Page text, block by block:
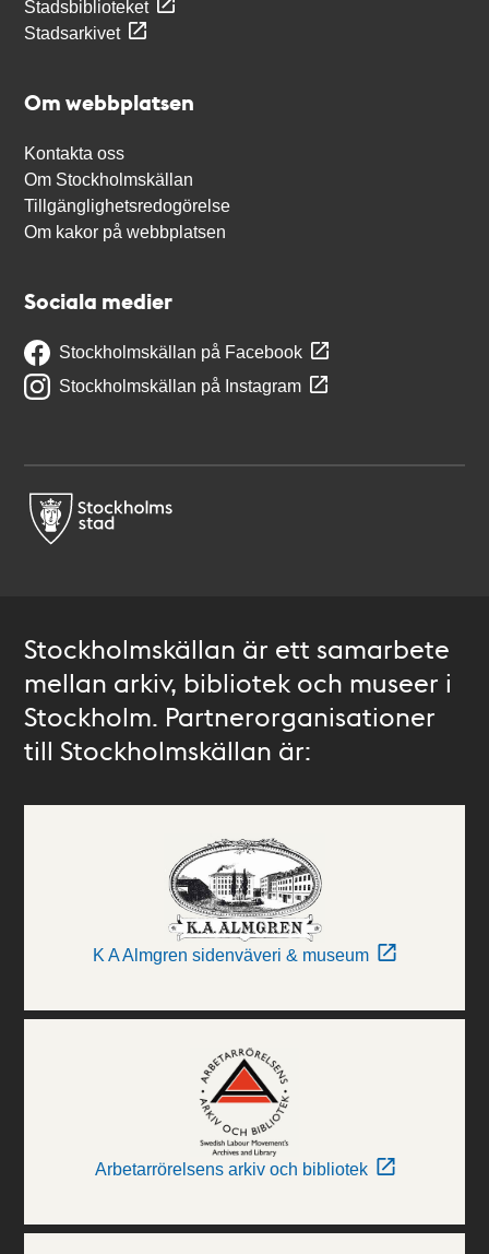
Stadsbiblioteket
Stadsarkivet
Om webbplatsen
Kontakta oss
Om Stockholmskällan
Tillgänglighetsredogörelse
Om kakor på webbplatsen
Sociala medier
Stockholmskällan på Facebook
Stockholmskällan på Instagram
Stockholmskällan är ett samarbete
mellan arkiv, bibliotek och museer i
Stockholm. Partnerorganisationer
till Stockholmskällan är:
K A Almgren sidenväveri & museum
Arbetarrörelsens arkiv och bibliotek